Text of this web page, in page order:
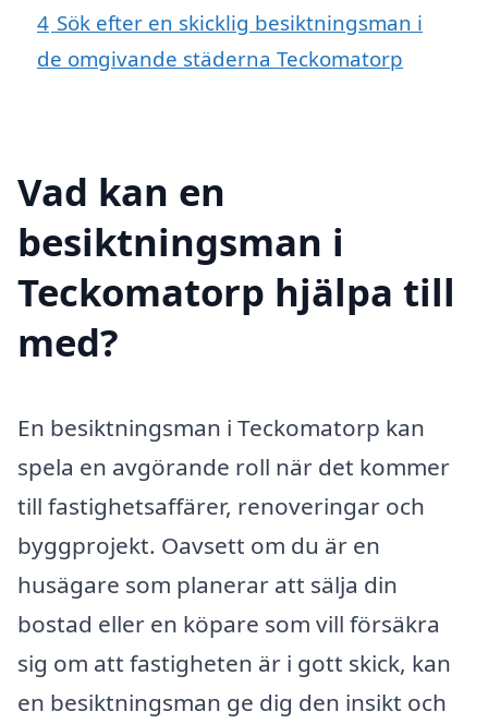
4 Sök efter en skicklig besiktningsman i
de omgivande städerna Teckomatorp
Vad kan en
besiktningsman i
Teckomatorp hjälpa till
med?
En besiktningsman i Teckomatorp kan
spela en avgörande roll när det kommer
till fastighetsaffärer, renoveringar och
byggprojekt. Oavsett om du är en
husägare som planerar att sälja din
bostad eller en köpare som vill försäkra
sig om att fastigheten är i gott skick, kan
en besiktningsman ge dig den insikt och